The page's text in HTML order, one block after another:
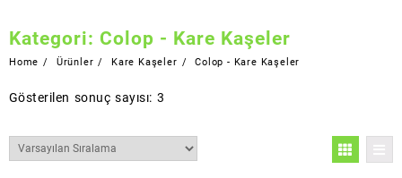
Kategori: Colop - Kare Kaşeler
Home Ürünler Kare Kaşeler Colop - Kare Kaşeler
Gösterilen sonuç sayısı: 3